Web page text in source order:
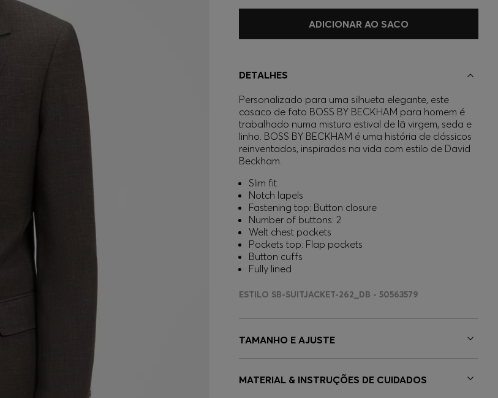
ADICIONAR AO SACO
DETALHES
Personalizado para uma silhueta elegante, este
casaco de fato BOSS BY BECKHAM para homem é
trabalhado numa mistura estival de lã virgem, seda e
linho. BOSS BY BECKHAM é uma história de clássicos
reinventados, inspirados na vida com estilo de David
Beckham.
Slim fit
Notch lapels
Fastening top: Button closure
Number of buttons: 2
Welt chest pockets
Pockets top: Flap pockets
Button cuffs
Fully lined
ESTILO SB-SUITJACKET-262_DB - 50563579
TAMANHO E AJUSTE
MATERIAL & INSTRUÇÕES DE CUIDADOS